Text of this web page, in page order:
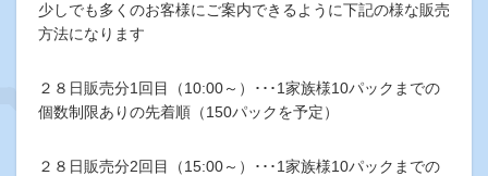
少しでも多くのお客様にご案内できるように下記の様な販売
方法になります
２８日販売分1回目（10:00～）･･･1家族様10パックまでの
個数制限ありの先着順（150パックを予定）
２８日販売分2回目（15:00～）･･･1家族様10パックまでの